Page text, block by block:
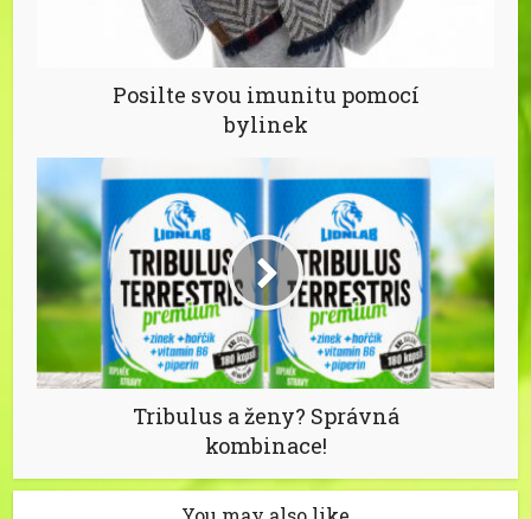
Posilte svou imunitu pomocí
bylinek
Tribulus a ženy? Správná
kombinace!